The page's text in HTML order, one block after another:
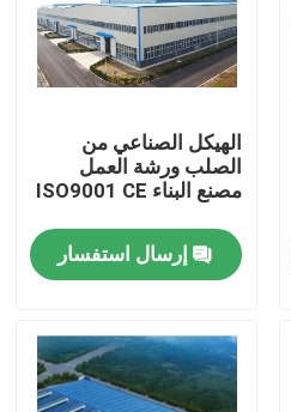
الهيكل الصناعي من
الصلب ورشة العمل
مصنع البناء ISO9001 CE
إرسال استفسار